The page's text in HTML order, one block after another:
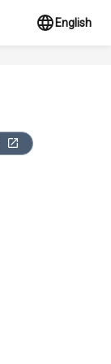
English